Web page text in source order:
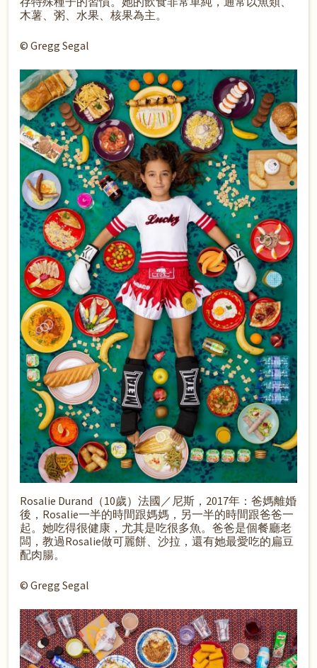
木薯、粥、水果、核果為主。
© Gregg Segal
Rosalie Durand（10歲）法國／尼斯，2017年：爸媽離婚
後，Rosalie一半的時間跟媽媽，另一半的時間跟爸爸一
起。她吃得很健康，尤其是吃很多魚。爸爸是個餐廳老
闆，教過Rosalie做可麗餅、沙拉，還有她最愛吃的扁豆
配肉腸。
© Gregg Segal